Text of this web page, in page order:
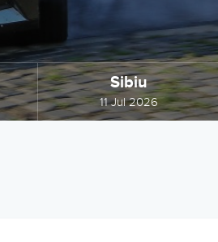
Sibiu
11 Jul 2026